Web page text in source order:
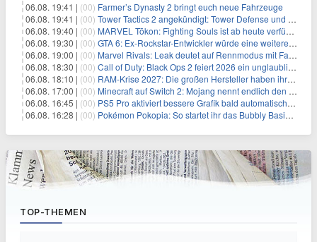
06.08. 19:41 | (00) Farmer’s Dynasty 2 bringt euch neue Fahrzeuge
06.08. 19:41 | (00) Tower Tactics 2 angekündigt: Tower Defense und Deckbuilding Kombo kehrt zurück
06.08. 19:40 | (00) MARVEL Tōkon: Fighting Souls ist ab heute verfügbar
06.08. 19:30 | (00) GTA 6: Ex-Rockstar-Entwickler würde eine weitere Verschiebung nicht überraschen
06.08. 19:00 | (00) Marvel Rivals: Leak deutet auf Rennmodus mit Fahrzeugen hin
06.08. 18:30 | (00) Call of Duty: Black Ops 2 feiert 2026 ein unglaubliches Comeback
06.08. 18:10 | (00) RAM-Krise 2027: Die großen Hersteller haben ihre Produktion offenbar schon verkauft
06.08. 17:00 | (00) Minecraft auf Switch 2: Mojang nennt endlich den Releasetermin
06.08. 16:45 | (00) PS5 Pro aktiviert bessere Grafik bald automatisch, aber das Update ist kleiner als gedacht
06.08. 16:28 | (00) Pokémon Pokopia: So startet ihr das Bubbly Basin-DLC
TOP-THEMEN